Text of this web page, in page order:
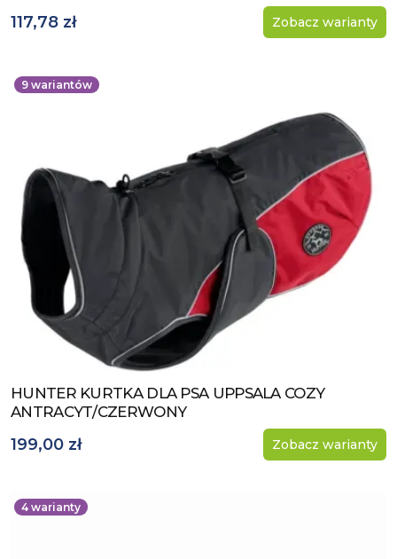
117,78 zł Zobacz warianty
9 wariantów
Zobacz produkt
HUNTER KURTKA DLA PSA UPPSALA COZY
ANTRACYT/CZERWONY
199,00 zł Zobacz warianty
4 warianty